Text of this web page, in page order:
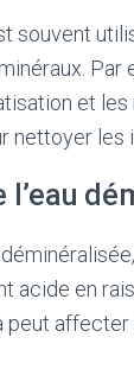
souvent
et
nettoyer
l’eau
acide en